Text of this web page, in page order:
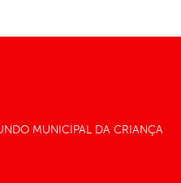
MUNICIPAL DA CRIANÇA